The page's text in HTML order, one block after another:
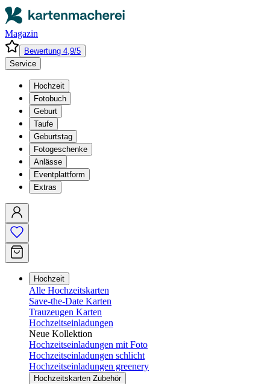
Magazin
Bewertung 4,9/5
Service
Hochzeit
Fotobuch
Geburt
Taufe
Geburtstag
Fotogeschenke
Anlässe
Eventplattform
Extras
Hochzeit
Alle Hochzeitskarten
Save-the-Date Karten
Trauzeugen Karten
Hochzeitseinladungen
Neue Kollektion
Hochzeitseinladungen mit Foto
Hochzeitseinladungen schlicht
Hochzeitseinladungen greenery
Hochzeitskarten Zubehör